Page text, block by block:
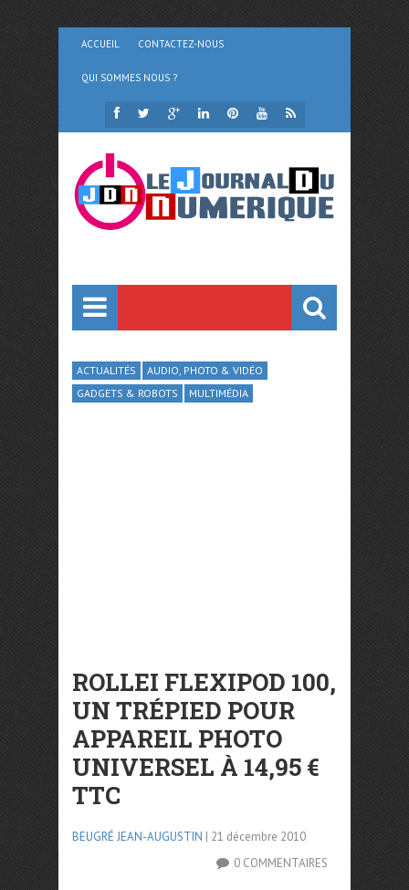
ACCUEIL CONTACTEZ-NOUS
QUI SOMMES NOUS ?
ACTUALITÉS
AUDIO, PHOTO & VIDÉO
GADGETS & ROBOTS
MULTIMÉDIA
ROLLEI FLEXIPOD 100,
UN TRÉPIED POUR
APPAREIL PHOTO
UNIVERSEL À 14,95 €
TTC
BEUGRÉ JEAN-AUGUSTIN | 21 décembre 2010
0 COMMENTAIRES